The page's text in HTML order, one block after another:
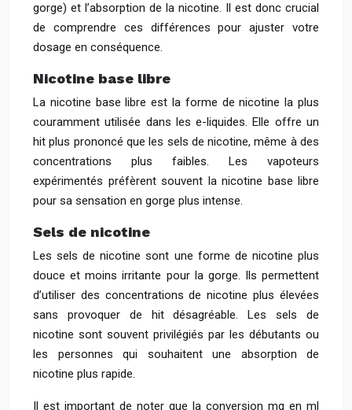
gorge) et l’absorption de la nicotine. Il est donc crucial
de comprendre ces différences pour ajuster votre
dosage en conséquence.
Nicotine base libre
La nicotine base libre est la forme de nicotine la plus
couramment utilisée dans les e-liquides. Elle offre un
hit plus prononcé que les sels de nicotine, même à des
concentrations plus faibles. Les vapoteurs
expérimentés préfèrent souvent la nicotine base libre
pour sa sensation en gorge plus intense.
Sels de nicotine
Les sels de nicotine sont une forme de nicotine plus
douce et moins irritante pour la gorge. Ils permettent
d’utiliser des concentrations de nicotine plus élevées
sans provoquer de hit désagréable. Les sels de
nicotine sont souvent privilégiés par les débutants ou
les personnes qui souhaitent une absorption de
nicotine plus rapide.
Il est important de noter que la conversion mg en ml